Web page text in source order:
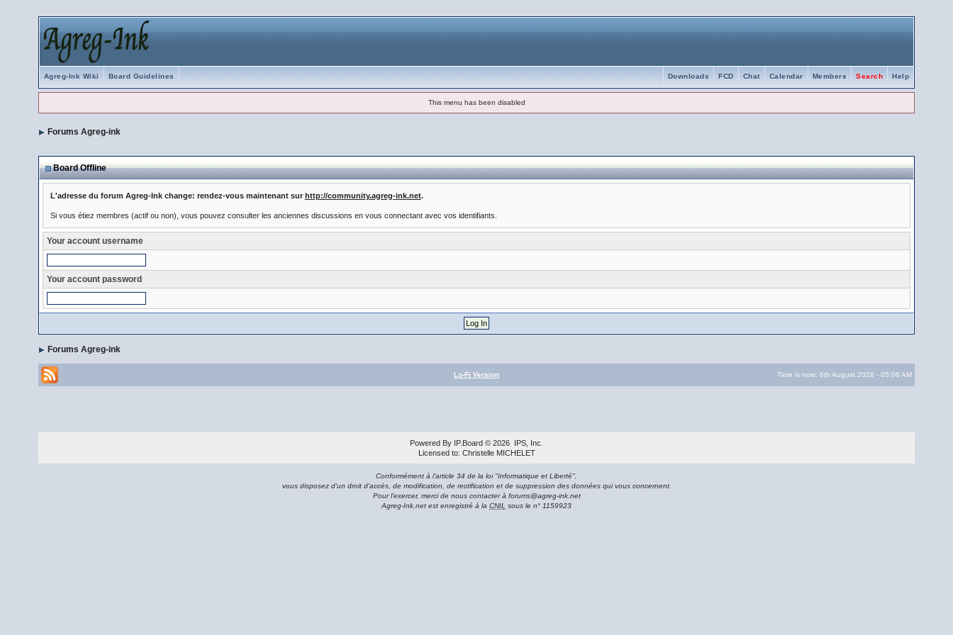
Agreg-Ink Wiki Board Guidelines Help
Search
Members
Calendar
Chat
FCD
Downloads
This menu has been disabled
Forums Agreg-ink
Board Offline
L'adresse du forum Agreg-Ink change: rendez-vous maintenant sur http://community.agreg-ink.net.
Si vous étiez membres (actif ou non), vous pouvez consulter les anciennes discussions en vous connectant avec vos identifiants.
Your account username
Your account password
Forums Agreg-ink
Lo-Fi Version Time is now: 6th August 2026 - 05:06 AM
Powered By IP.Board © 2026 IPS, Inc
Licensed to: Christelle MICHELET
Conformément à l'article 34 de la loi "Informatique et Liberté",
vous disposez d'un droit d'accès, de modification, de rectification et de suppression des données qui vous concernent.
Pour l'exercer, merci de nous contacter à forums@agreg-ink.net
Agreg-Ink.net est enregistré à la CNIL sous le n° 1159923